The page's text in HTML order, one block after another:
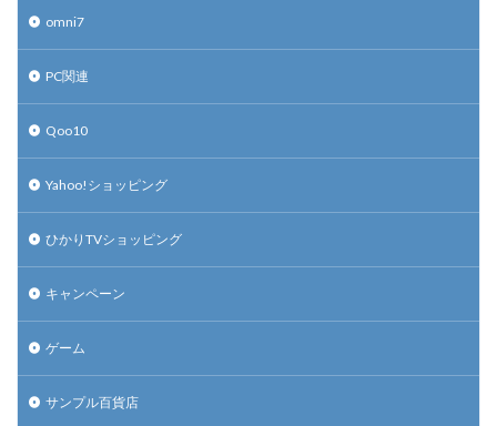
omni7
PC関連
Qoo10
Yahoo!ショッピング
ひかりTVショッピング
キャンペーン
ゲーム
サンプル百貨店